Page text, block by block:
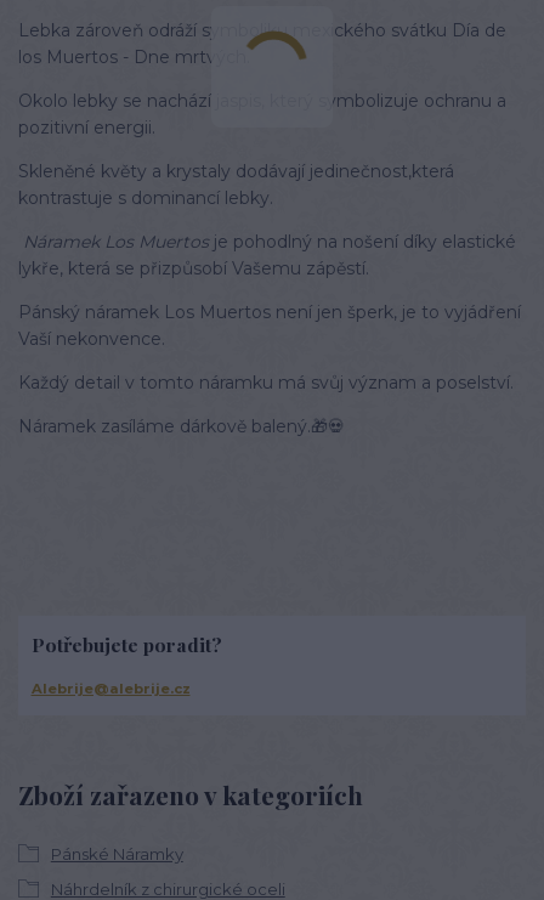
Lebka zároveň odráží symboliku mexického svátku Día de
los Muertos - Dne mrtvých.
Okolo lebky se nachází jaspis, který symbolizuje ochranu a
pozitivní energii.
Skleněné květy a krystaly dodávají jedinečnost,která
kontrastuje s dominancí lebky.
Náramek Los Muertosje pohodlný na nošení díky elastické
lykře, která se přizpůsobí Vašemu zápěstí.
Pánský náramek Los Muertos není jen šperk, je to vyjádření
Vaší nekonvence.
Každý detail v tomto náramku má svůj význam a poselství.
Náramek zasíláme dárkově balený.🎁💀
Zboží zařazeno v kategoriích
Pánské Náramky
Náhrdelník z chirurgické oceli
Potřebujete poradit?
Alebrije@alebrije.cz